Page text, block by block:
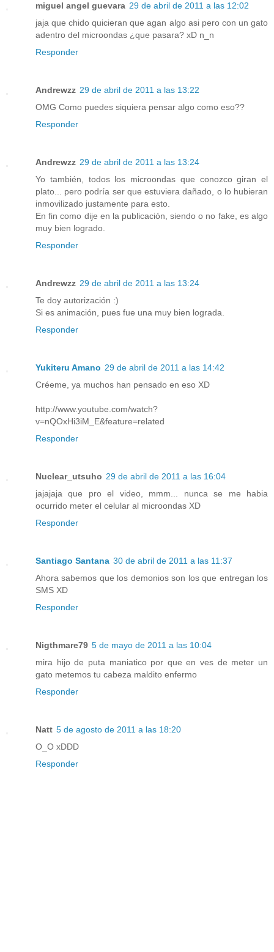
miguel angel guevara 29 de abril de 2011 a las 12:02
jaja que chido quicieran que agan algo asi pero con un gato
adentro del microondas ¿que pasara? xD n_n
Responder
Andrewzz 29 de abril de 2011 a las 13:22
OMG Como puedes siquiera pensar algo como eso??
Responder
Andrewzz 29 de abril de 2011 a las 13:24
Yo también, todos los microondas que conozco giran el
plato... pero podría ser que estuviera dañado, o lo hubieran
inmovilizado justamente para esto.
En fin como dije en la publicación, siendo o no fake, es algo
muy bien logrado.
Responder
Andrewzz 29 de abril de 2011 a las 13:24
Te doy autorización :)
Si es animación, pues fue una muy bien lograda.
Responder
Yukiteru Amano 29 de abril de 2011 a las 14:42
Créeme, ya muchos han pensado en eso XD
http://www.youtube.com/watch?
v=nQOxHi3iM_E&feature=related
Responder
Nuclear_utsuho 29 de abril de 2011 a las 16:04
jajajaja que pro el video, mmm... nunca se me habia
ocurrido meter el celular al microondas XD
Responder
Santiago Santana 30 de abril de 2011 a las 11:37
Ahora sabemos que los demonios son los que entregan los
SMS XD
Responder
Nigthmare79 5 de mayo de 2011 a las 10:04
mira hijo de puta maniatico por que en ves de meter un
gato metemos tu cabeza maldito enfermo
Responder
Natt 5 de agosto de 2011 a las 18:20
O_O xDDD
Responder